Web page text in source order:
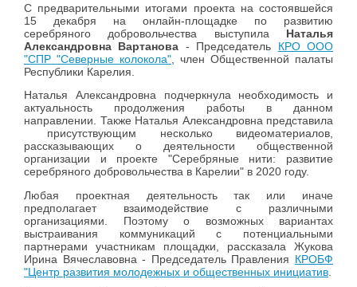
С предварительными итогами проекта на состоявшейся
15 декабря на онлайн-площадке по развитию
серебряного добровольчества выступила Наталья
Александровна Вартанова - Председатель КРО ООО
"СПР "Северные колокола" , член Общественной палаты
Республики Карелия.
Наталья Александровна подчеркнула необходимость и
актуальность продолжения работы в данном
направлении. Также Наталья Александровна представила
присутствующим несколько видеоматериалов,
рассказывающих о деятельности общественной
организации и проекте "Серебряные нити: развитие
серебряного добровольчества в Карелии" в 2020 году.
Любая проектная деятельность так или иначе
предполагает взаимодействие с различными
организациями. Поэтому о возможных вариантах
выстраивания коммуникаций с потенциальными
партнерами участникам площадки, рассказала Жукова
Ирина Вячеславовна - Председатель Правления КРОБФ
"Центр развития молодежных и общественных инициатив